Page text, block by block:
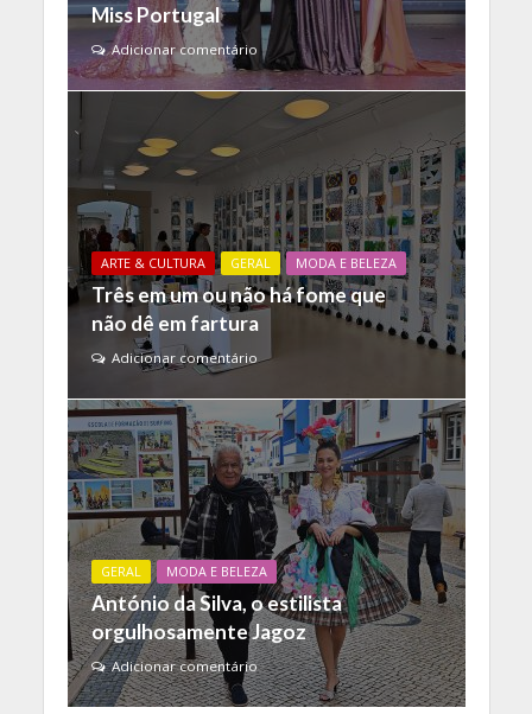
Miss Portugal
Adicionar comentário
ARTE & CULTURA GERAL MODA E BELEZA
Três em um ou não há fome que
não dê em fartura
Adicionar comentário
GERAL MODA E BELEZA
António da Silva, o estilista
orgulhosamente Jagoz
Adicionar comentário